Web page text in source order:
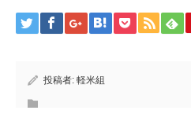
投稿者: 軽米組